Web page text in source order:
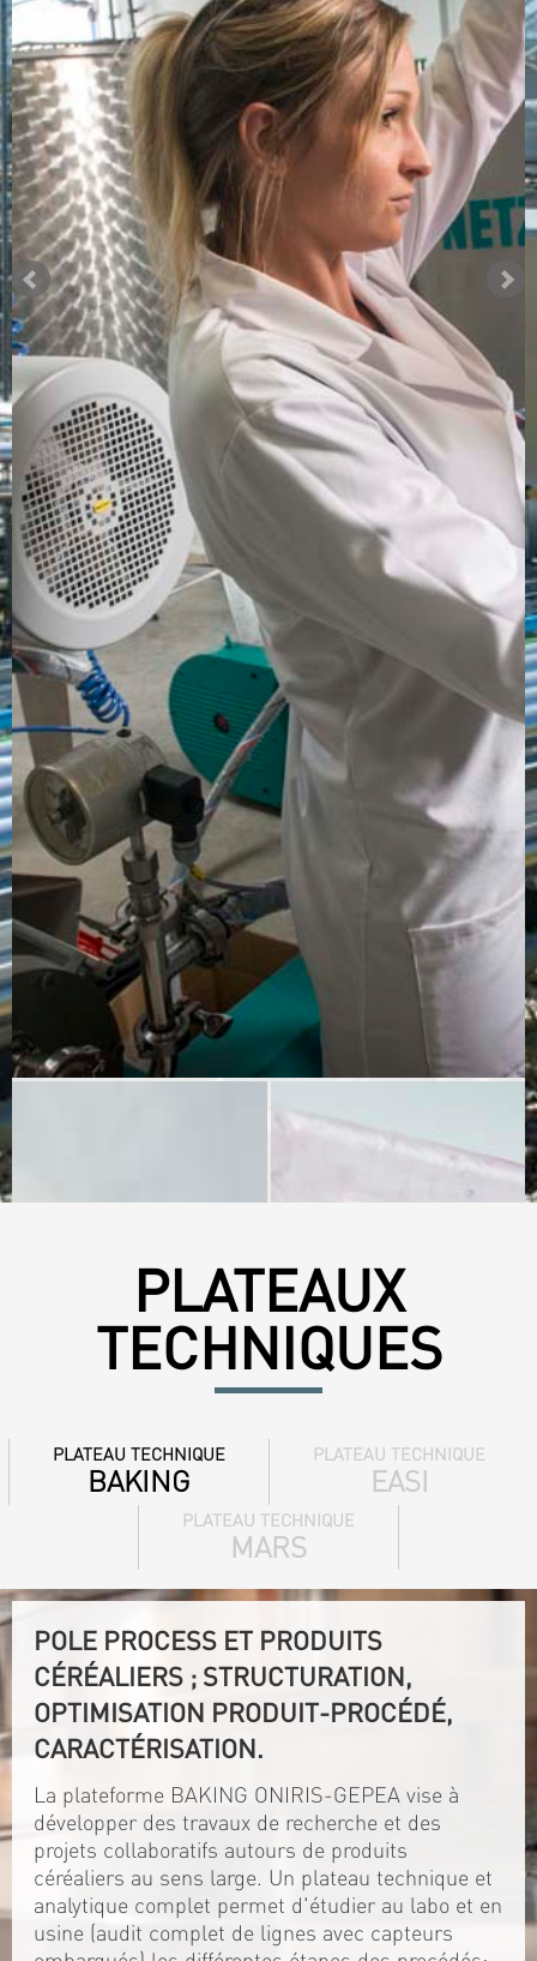
PLATEAUX
TECHNIQUES
PLATEAU TECHNIQUE
BAKING
PLATEAU TECHNIQUE
EASI
PLATEAU TECHNIQUE
MARS
POLE PROCESS ET PRODUITS
CÉRÉALIERS ; STRUCTURATION,
OPTIMISATION PRODUIT-PROCÉDÉ,
CARACTÉRISATION.
La plateforme BAKING ONIRIS-GEPEA vise à
développer des travaux de recherche et des
projets collaboratifs autours de produits
céréaliers au sens large. Un plateau technique et
analytique complet permet d'étudier au labo et en
usine (audit complet de lignes avec capteurs